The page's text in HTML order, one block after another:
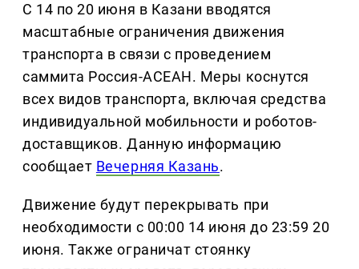
С 14 по 20 июня в Казани вводятся
масштабные ограничения движения
транспорта в связи с проведением
саммита Россия-АСЕАН. Меры коснутся
всех видов транспорта, включая средства
индивидуальной мобильности и роботов-
доставщиков. Данную информацию
сообщает Вечерняя Казань.
Движение будут перекрывать при
необходимости с 00:00 14 июня до 23:59 20
июня. Также ограничат стоянку